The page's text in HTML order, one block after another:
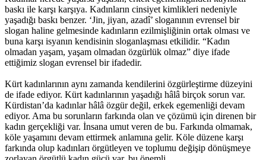
baskı ile karşı karşıya. Kadınların cinsiyet kimlikleri nedeniyle
yaşadığı baskı benzer. ‘Jin, jiyan, azadî’ sloganının evrensel bir
slogan haline gelmesinde kadınların ezilmişliğinin ortak olması ve
buna karşı isyanın kendisinin sloganlaşması etkilidir. “Kadın
olmadan yaşam, yaşam olmadan özgürlük olmaz” diye ifade
ettiğimiz slogan evrensel bir ifadedir.
Kürt kadınlarının aynı zamanda kendilerini özgürleştirme düzeyini
de ifade ediyor. Kürt kadınlarının yaşadığı hâlâ birçok sorun var.
Kürdistan’da kadınlar hâlâ özgür değil, erkek egemenliği devam
ediyor. Ama bu sorunların farkında olan ve çözümü için direnen bir
kadın gerçekliği var. İnsana umut veren de bu. Farkında olmamak,
köle yaşamını devam ettirmek anlamına gelir. Köle düzene karşı
farkında olup kadınları örgütleyen ve toplumu değişip dönüşmeye